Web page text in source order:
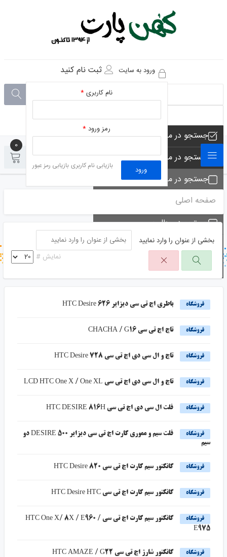
ورود به سایت
نام کاربری*
رمز ورود*
ورود بازیابی نام کاربری بازیابی رمز عبور
ثبت نام کنید
جستجو در مجموعه های فروشگاه
جستجو در محصولات فروشگاه
جستجو در مجموعه ها
جستجو - تماس ها
جستجو در مطلب
جستجو در خبر خوان
جستجو - برچسب ها
0
صفحه اصلی
بخشی از عنوان را وارد نمایید
نمایش #
فروشگاه باطری اچ تی سی دیزایر HTC Desire 626
فروشگاه تاچ اچ تی سی CHACHA / G16
فروشگاه تاچ و ال سی دی اچ تی سی HTC Desire 728
فروشگاه تاچ و ال سی دی اچ تی سی LCD HTC One X / One XL
فروشگاه فلت ال سی دی اچ تی سی HTC DESIRE 816H
فروشگاه
فلت سیم و مموری کارت اچ تی سی دیزایر 500 DESIRE دو
سیم
فروشگاه کانکتور سیم کارت اچ تی سی HTC Desire 820
فروشگاه کانکتور سیم کارت اچ تی سی HTC Desire HTC
فروشگاه
کانکتور سیم کارت اچ تی سی HTC One X/ 8X / E960 /
E975
فروشگاه کانکتور شارژ اچ تی سی HTC AMAZE / G22